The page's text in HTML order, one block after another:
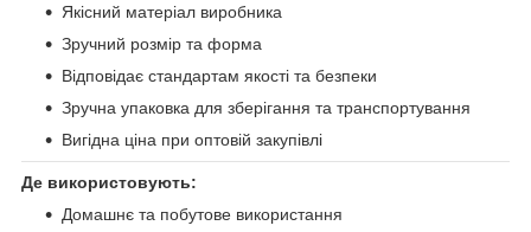
Якісний матеріал виробника
Зручний розмір та форма
Відповідає стандартам якості та безпеки
Зручна упаковка для зберігання та транспортування
Вигідна ціна при оптовій закупівлі
Де використовують:
Домашнє та побутове використання